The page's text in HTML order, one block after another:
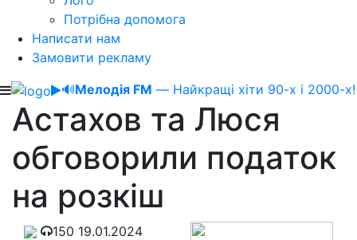
Потрібна допомога
Написати нам
Замовити рекламу
🔊Мелодія FM — Найкращі хіти 90-х і 2000-х!
Астахов та Люся
обговорили податок
на розкіш
150 19.01.2024